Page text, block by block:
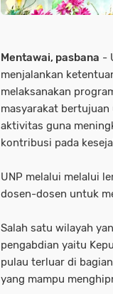
Mentawai, pasbana -
menjalankan
melaksanakan
masyarakat
aktivitas guna
kontribusi pada
UNP melalui melalui
dosen-dosen untuk
Salah satu wilayah
pengabdian yaitu
pulau terluar di
yang mampu